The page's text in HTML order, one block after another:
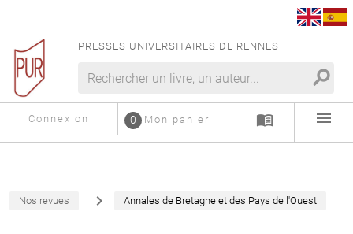
PRESSES UNIVERSITAIRES DE RENNES
search
Connexion Mon panier
0 menu_book menu
Nos revues navigate_next Annales de Bretagne et des Pays de l'Ouest